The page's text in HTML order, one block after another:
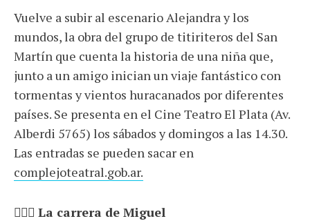
Vuelve a subir al escenario Alejandra y los
mundos, la obra del grupo de titiriteros del San
Martín que cuenta la historia de una niña que,
junto a un amigo inician un viaje fantástico con
tormentas y vientos huracanados por diferentes
países. Se presenta en el Cine Teatro El Plata (Av.
Alberdi 5765) los sábados y domingos a las 14.30.
Las entradas se pueden sacar en
complejoteatral.gob.ar.
🏃🏼‍♀️ La carrera de Miguel